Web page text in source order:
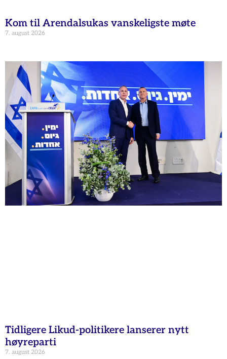
Kom til Arendalsukas vanskeligste møte
7. august 2026
Tidligere Likud-politikere lanserer nytt
høyreparti
7. august 2026